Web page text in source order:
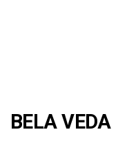
BELA VEDA